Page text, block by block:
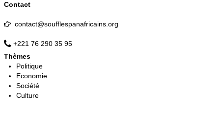
Contact
contact@soufflespanafricains.org
+221 76 290 35 95
Thèmes
Politique
Economie
Société
Culture